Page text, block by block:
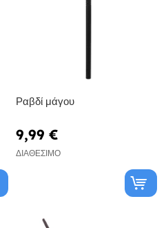
Ραβδί μάγου
9,99 €
ΔΙΑΘΈΣΙΜΟ